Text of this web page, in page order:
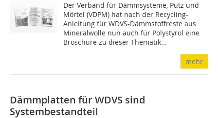
Der Verband für Dämmsysteme, Putz und
Mörtel (VDPM) hat nach der Recycling-
Anleitung für WDVS-Dämmstoffreste aus
Mineralwolle nun auch für Polystyrol eine
Broschüre zu dieser Thematik...
mehr
Dämmplatten für WDVS sind
Systembestandteil